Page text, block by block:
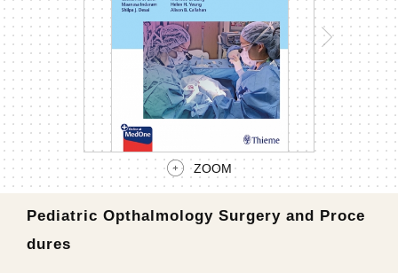
ZOOM
Pediatric Opthalmology Surgery and Proce
dures